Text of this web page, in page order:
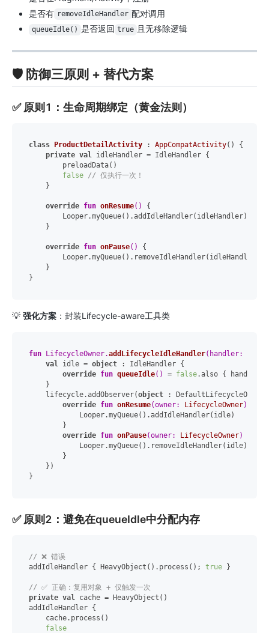
是否有 removeIdleHandler 配对调用
queueIdle() 是否返回 true 且无移除逻辑
🛡️ 防御三原则 + 替代方案
✅ 原则1：生命周期绑定（黄金法则）
class ProductDetailActivity : AppCompatActivity() {
private val idleHandler = IdleHandler {
        preloadData()
false // 仅执行一次！
    }
override fun onResume()
{
        Looper.myQueue().addIdleHandler(idleHandler)
    }
override fun onPause()
{
        Looper.myQueue().removeIdleHandler(idleHandler)
    }
💡 强化方案 ：封装Lifecycle-aware工具类
fun LifecycleOwner.addLifecycleIdleHandler(handler: () -
val idle = object : IdleHandler {
override fun queueIdle() = false.also {
    }
    lifecycle.addObserver(
object :
override fun onResume(owner: LifecycleOwner)
            Looper.myQueue().addIdleHandler(idle)
        }
override fun onPause(owner: LifecycleOwner)
            Looper.myQueue().removeIdleHandler(idle)
        }
    })
✅ 原则2：避免在queueIdle中分配内存
// ❌ 错误
addIdleHandler { HeavyObject().process(); true }
// ✅ 正确：复用对象 + 仅触发一次
private val cache = HeavyObject()
addIdleHandler {
    cache.process()
false